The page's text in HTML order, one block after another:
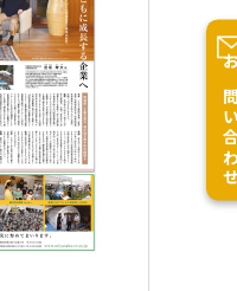
お問